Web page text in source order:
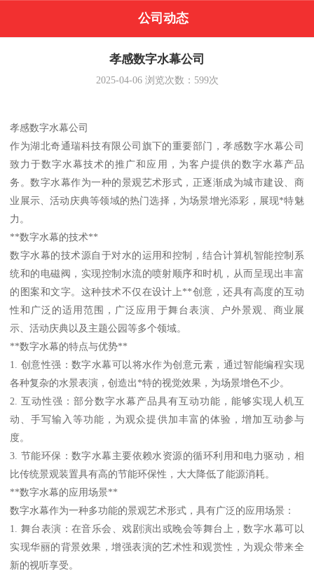
公司动态
孝感数字水幕公司
2025-04-06浏览次数： 599次
孝感数字水幕公司
作为湖北奇通瑞科技有限公司旗下的重要部门，孝感数字水幕公司
致力于数字水幕技术的推广和应用，为客户提供的数字水幕产品
务。数字水幕作为一种的景观艺术形式，正逐渐成为城市建设、商
业展示、活动庆典等领域的热门选择，为场景增光添彩，展现*特魅
力。
**数字水幕的技术**
数字水幕的技术源自于对水的运用和控制，结合计算机智能控制系
统和的电磁阀，实现控制水流的喷射顺序和时机，从而呈现出丰富
的图案和文字。这种技术不仅在设计上**创意，还具有高度的互动
性和广泛的适用范围，广泛应用于舞台表演、户外景观、商业展
示、活动庆典以及主题公园等多个领域。
**数字水幕的特点与优势**
1. 创意性强：数字水幕可以将水作为创意元素，通过智能编程实现
各种复杂的水景表演，创造出*特的视觉效果，为场景增色不少。
2. 互动性强：部分数字水幕产品具有互动功能，能够实现人机互
动、手写输入等功能，为观众提供加丰富的体验，增加互动参与
度。
3. 节能环保：数字水幕主要依赖水资源的循环利用和电力驱动，相
比传统景观装置具有高的节能环保性，大大降低了能源消耗。
**数字水幕的应用场景**
数字水幕作为一种多功能的景观艺术形式，具有广泛的应用场景：
1. 舞台表演：在音乐会、戏剧演出或晚会等舞台上，数字水幕可以
实现华丽的背景效果，增强表演的艺术性和观赏性，为观众带来全
新的视听享受。